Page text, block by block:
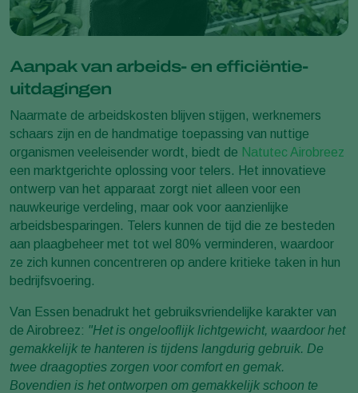
Aanpak van arbeids- en efficiëntie-
uitdagingen
Naarmate de arbeidskosten blijven stijgen, werknemers
schaars zijn en de handmatige toepassing van nuttige
organismen veeleisender wordt, biedt de Natutec Airobreez
een marktgerichte oplossing voor telers. Het innovatieve
ontwerp van het apparaat zorgt niet alleen voor een
nauwkeurige verdeling, maar ook voor aanzienlijke
arbeidsbesparingen. Telers kunnen de tijd die ze besteden
aan plaagbeheer met tot wel 80% verminderen, waardoor
ze zich kunnen concentreren op andere kritieke taken in hun
bedrijfsvoering.
Van Essen benadrukt het gebruiksvriendelijke karakter van
de Airobreez: "Het is ongelooflijk lichtgewicht, waardoor het
gemakkelijk te hanteren is tijdens langdurig gebruik. De
twee draagopties zorgen voor comfort en gemak.
Bovendien is het ontworpen om gemakkelijk schoon te